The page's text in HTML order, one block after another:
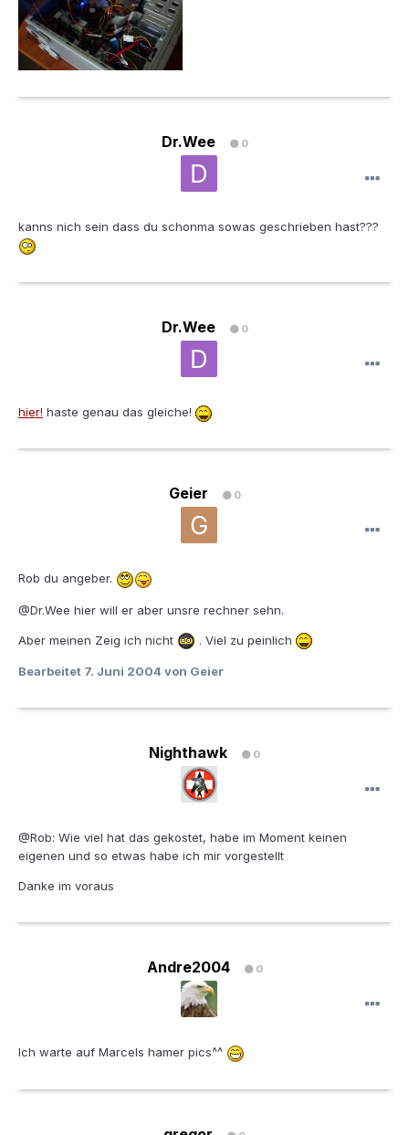
Dr.Wee 0
kanns nich sein dass du schonma sowas geschrieben hast???
Dr.Wee 0
hier! haste genau das gleiche!
Geier 0
Rob du angeber.
@Dr.Wee hier will er aber unsre rechner sehn.
Aber meinen Zeig ich nicht . Viel zu peinlich
Bearbeitet 7. Juni 2004 von Geier
Nighthawk 0
@Rob: Wie viel hat das gekostet, habe im Moment keinen
eigenen und so etwas habe ich mir vorgestellt
Danke im voraus
Andre2004 0
Ich warte auf Marcels hamer pics^^